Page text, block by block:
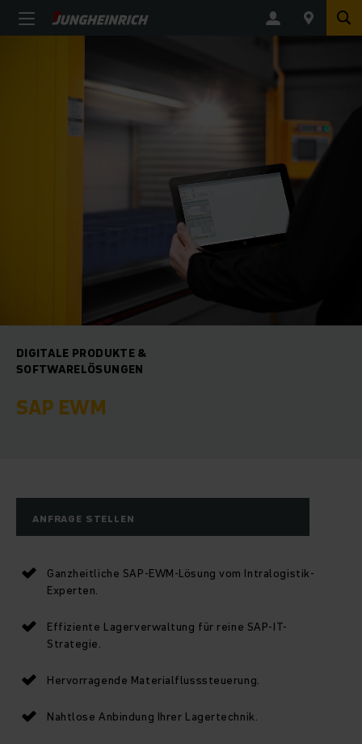
DIGITALE PRODUKTE &
SOFTWARELÖSUNGEN
SAP EWM
ANFRAGE STELLEN
Ganzheitliche SAP-EWM-Lösung vom Intralogistik-
Experten.
Effiziente Lagerverwaltung für reine SAP-IT-
Strategie.
Hervorragende Materialflusssteuerung.
Nahtlose Anbindung Ihrer Lagertechnik.